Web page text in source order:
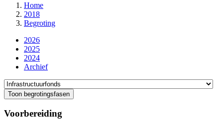
Kruimelpad
Home
2018
Begroting
2026
2025
2024
Archief
Direct
naar
Toon begrotingsfasen
Voorbereiding